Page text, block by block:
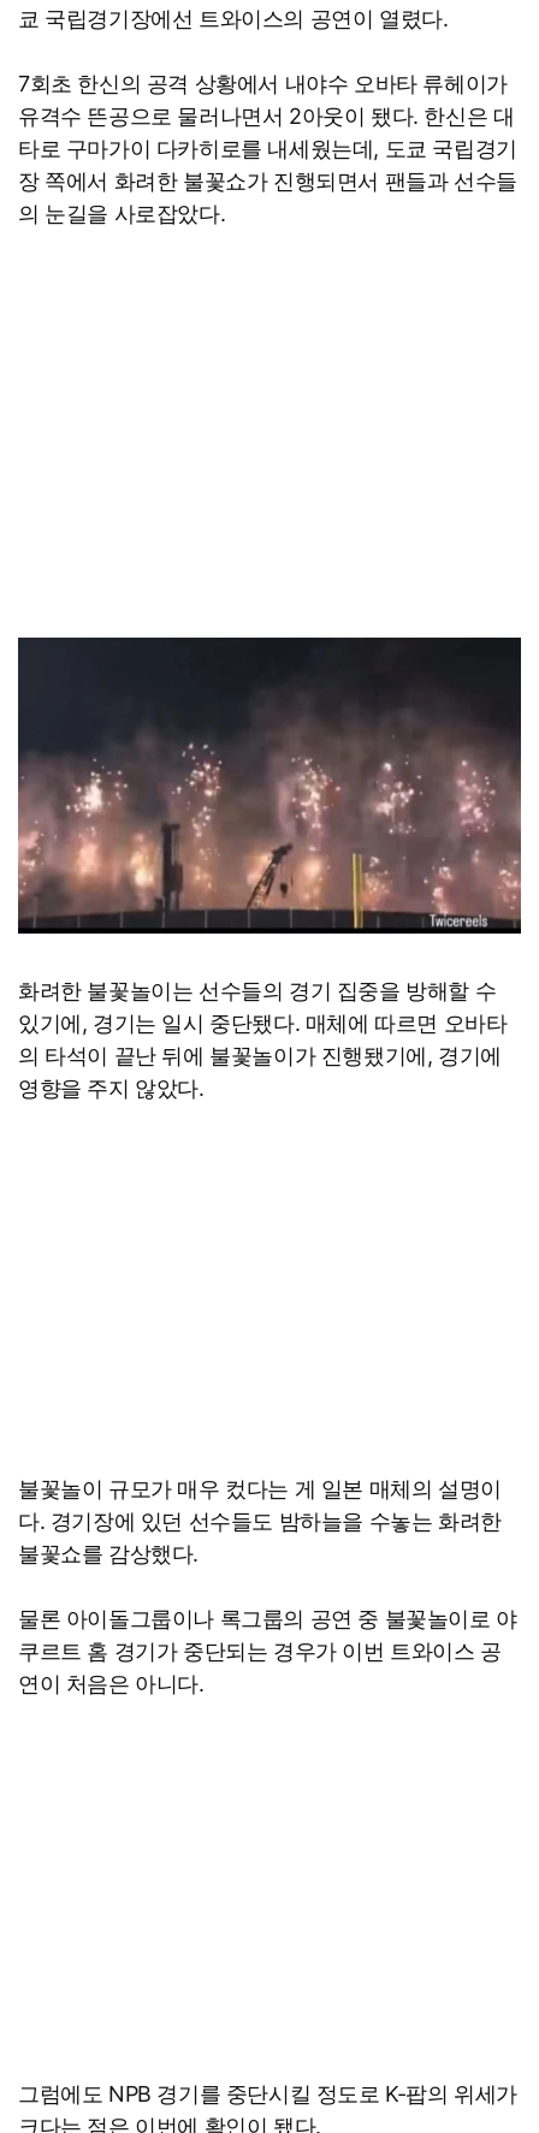
쿄 국립경기장에선 트와이스의 공연이 열렸다.
7회초 한신의 공격 상황에서 내야수 오바타 류헤이가
유격수 뜬공으로 물러나면서 2아웃이 됐다. 한신은 대
타로 구마가이 다카히로를 내세웠는데, 도쿄 국립경기
장 쪽에서 화려한 불꽃쇼가 진행되면서 팬들과 선수들
의 눈길을 사로잡았다.
화려한 불꽃놀이는 선수들의 경기 집중을 방해할 수
있기에, 경기는 일시 중단됐다. 매체에 따르면 오바타
의 타석이 끝난 뒤에 불꽃놀이가 진행됐기에, 경기에
영향을 주지 않았다.
불꽃놀이 규모가 매우 컸다는 게 일본 매체의 설명이
다. 경기장에 있던 선수들도 밤하늘을 수놓는 화려한
불꽃쇼를 감상했다.
물론 아이돌그룹이나 록그룹의 공연 중 불꽃놀이로 야
쿠르트 홈 경기가 중단되는 경우가 이번 트와이스 공
연이 처음은 아니다.
그럼에도 NPB 경기를 중단시킬 정도로 K-팝의 위세가
크다는 점은 이번에 확인이 됐다.